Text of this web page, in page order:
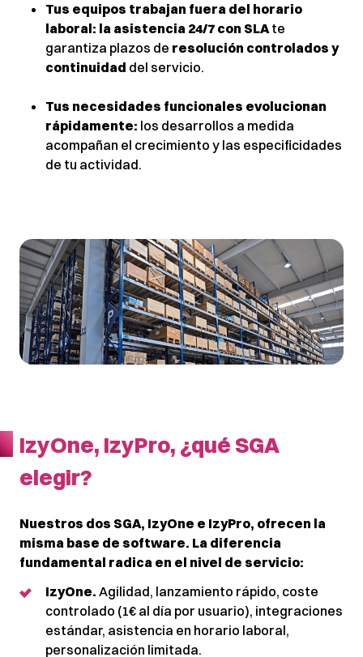
Tus equipos trabajan fuera del horario
laboral: la asistencia 24/7 con SLAte
garantiza plazos de resolución controlados y
continuidad del servicio.
Tus necesidades funcionales evolucionan
rápidamente: los desarrollos a medida
acompañan el crecimiento y las especificidades
de tu actividad.
IzyOne, IzyPro, ¿qué SGA
elegir?
Nuestros dos SGA, IzyOne e IzyPro, ofrecen la
misma base de software. La diferencia
fundamental radica en el nivel de servicio:
IzyOne. Agilidad, lanzamiento rápido, coste
controlado (1€ al día por usuario), integraciones
estándar, asistencia en horario laboral,
personalización limitada.